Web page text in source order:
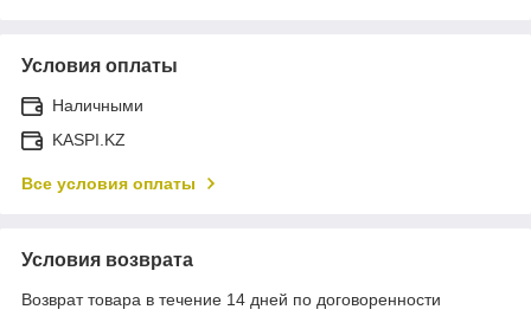
Условия оплаты
Наличными
KASPI.KZ
Все условия оплаты
Условия возврата
Возврат товара в течение 14 дней по договоренности